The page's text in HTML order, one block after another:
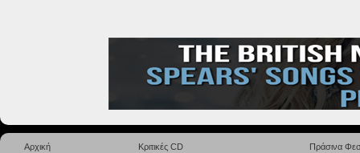
Αρχική
Κριτικές CD
Πράσινα